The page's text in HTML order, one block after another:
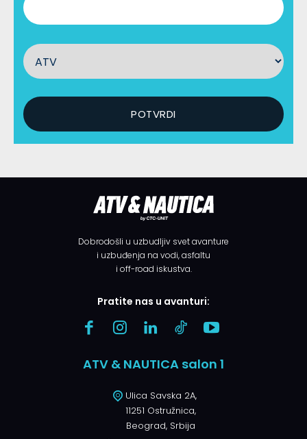
Dobrodošli u uzbudljiv svet avanture
i uzbuđenja na vodi, asfaltu
i off-road iskustva.
Pratite nas u avanturi:
ATV & NAUTICA salon 1
Ulica Savska 2A,
11251 Ostružnica,
Beograd, Srbija